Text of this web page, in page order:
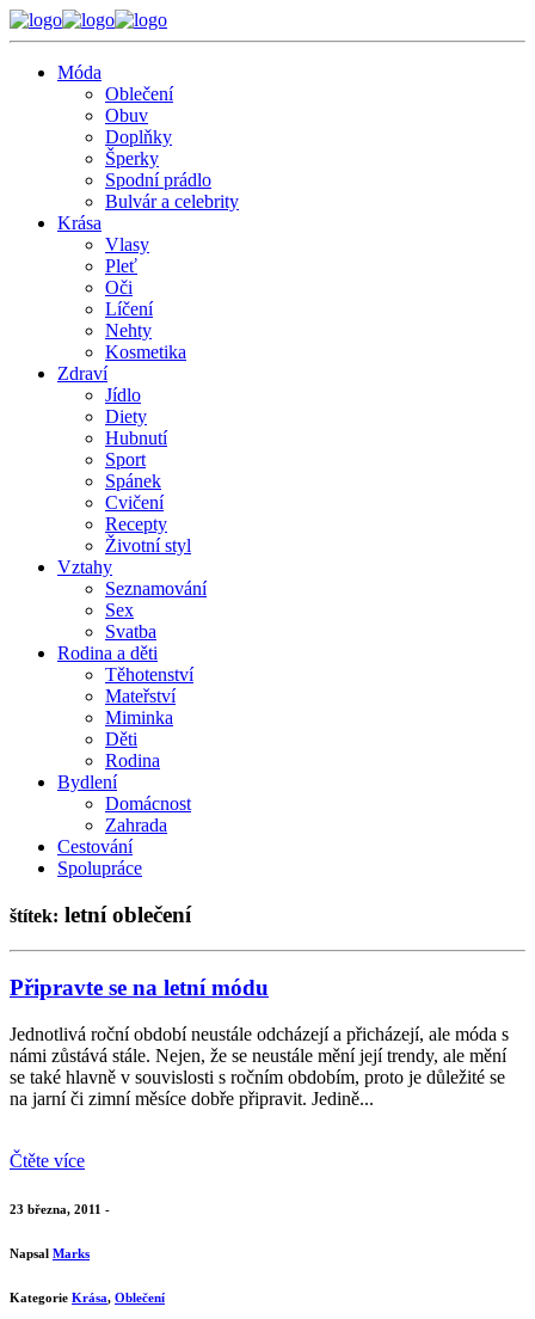
Móda
Oblečení
Obuv
Doplňky
Šperky
Spodní prádlo
Bulvár a celebrity
Krása
Vlasy
Pleť
Oči
Líčení
Nehty
Kosmetika
Zdraví
Jídlo
Diety
Hubnutí
Sport
Spánek
Cvičení
Recepty
Životní styl
Vztahy
Seznamování
Sex
Svatba
Rodina a děti
Těhotenství
Mateřství
Miminka
Děti
Rodina
Bydlení
Domácnost
Zahrada
Cestování
Spolupráce
štítek: letní oblečení
Připravte se na letní módu
Jednotlivá roční období neustále odcházejí a přicházejí, ale móda s
námi zůstává stále. Nejen, že se neustále mění její trendy, ale mění
se také hlavně v souvislosti s ročním obdobím, proto je důležité se
na jarní či zimní měsíce dobře připravit. Jedině...
Čtěte více
23 března, 2011 -
Napsal Marks
Kategorie Krása, Oblečení